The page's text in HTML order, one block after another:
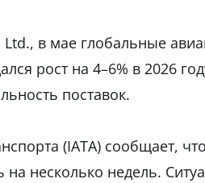
в мае глобальные
рост на 4–6% в 2026
поставок.
(IATA) сообщает,
несколько недель.